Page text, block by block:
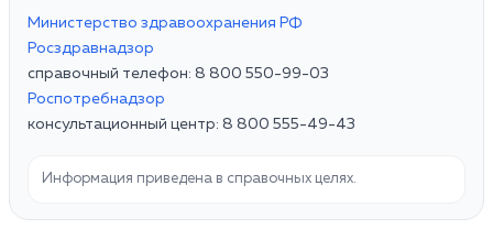
Министерство здравоохранения РФ
Росздравнадзор
справочный телефон: 8 800 550-99-03
Роспотребнадзор
консультационный центр: 8 800 555-49-43
Информация приведена в справочных целях.